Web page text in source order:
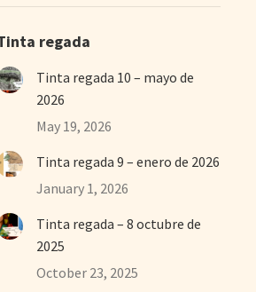
regada
Tinta regada 10 – mayo de
2026
May 19, 2026
Tinta regada 9 – enero de 2026
January 1, 2026
Tinta regada – 8 octubre de
2025
October 23, 2025